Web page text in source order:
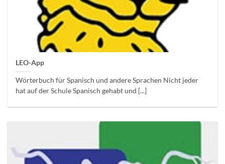
LEO-App
Wörterbuch für Spanisch und andere Sprachen Nicht jeder
hat auf der Schule Spanisch gehabt und [...]